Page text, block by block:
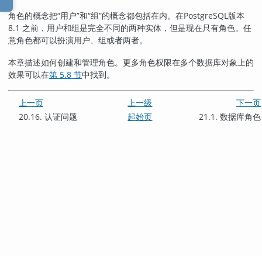
角色的概念把“用户”和“组”的概念都包括在内。在PostgreSQL版本
8.1 之前，用户和组是完全不同的两种实体，但是现在只有角色。任
意角色都可以扮演用户、组或者两者。
本章描述如何创建和管理角色。更多角色权限在多个数据库对象上的
效果可以在第 5.8 节中找到。
上一页 上一级
下一页
20.16. 认证问题
起始页 21.1. 数据库角色